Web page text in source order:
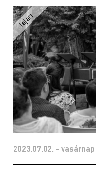
2023.07.02. - vasárnap